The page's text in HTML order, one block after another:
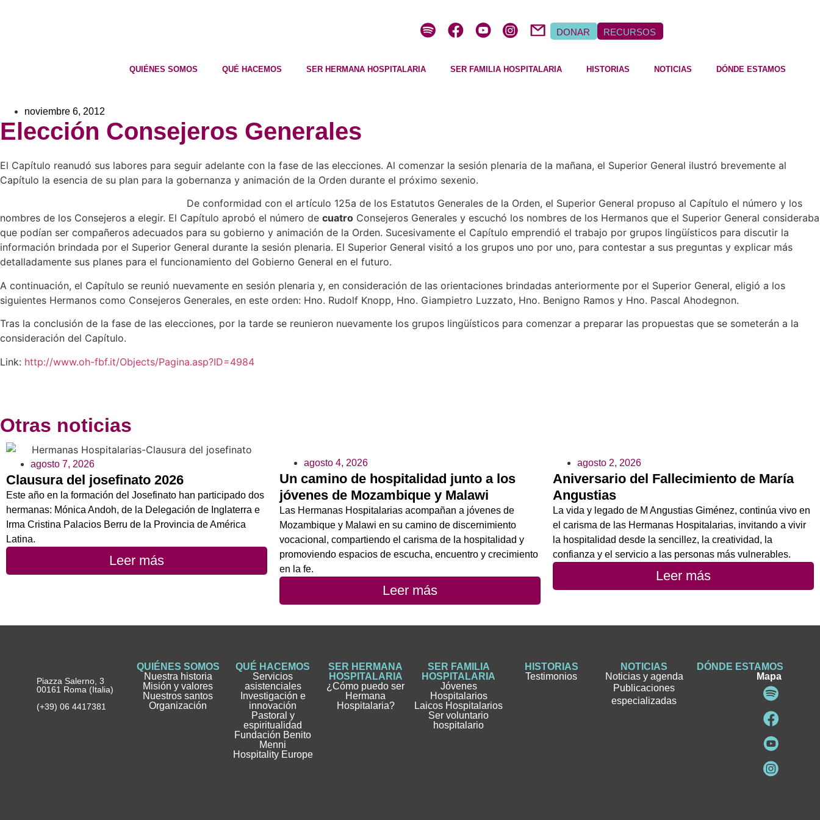
DONAR RECURSOS
QUIÉNES SOMOS QUÉ HACEMOS SER HERMANA HOSPITALARIA SER FAMILIA HOSPITALARIA HISTORIAS NOTICIAS DÓNDE ESTAMOS
noviembre 6, 2012
Elección Consejeros Generales
El Capítulo reanudó sus labores para seguir adelante con la fase de las elecciones. Al comenzar la sesión plenaria de la mañana, el Superior General ilustró brevemente al
Capítulo la esencia de su plan para la gobernanza y animación de la Orden durante el próximo sexenio.
De conformidad con el artículo 125a de los Estatutos Generales de la Orden, el Superior General propuso al Capítulo el número y los
nombres de los Consejeros a elegir. El Capítulo aprobó el número de cuatro Consejeros Generales y escuchó los nombres de los Hermanos que el Superior General consideraba
que podían ser compañeros adecuados para su gobierno y animación de la Orden. Sucesivamente el Capítulo emprendió el trabajo por grupos lingüísticos para discutir la
información brindada por el Superior General durante la sesión plenaria. El Superior General visitó a los grupos uno por uno, para contestar a sus preguntas y explicar más
detalladamente sus planes para el funcionamiento del Gobierno General en el futuro.
A continuación, el Capítulo se reunió nuevamente en sesión plenaria y, en consideración de las orientaciones brindadas anteriormente por el Superior General, eligió a los
siguientes Hermanos como Consejeros Generales, en este orden: Hno. Rudolf Knopp, Hno. Giampietro Luzzato, Hno. Benigno Ramos y Hno. Pascal Ahodegnon.
Tras la conclusión de la fase de las elecciones, por la tarde se reunieron nuevamente los grupos lingüísticos para comenzar a preparar las propuestas que se someterán a la
consideración del Capítulo.
Link: http://www.oh-fbf.it/Objects/Pagina.asp?ID=4984
Otras noticias
agosto 7, 2026
Clausura del josefinato 2026
Este año en la formación del Josefinato han participado dos
hermanas: Mónica Andoh, de la Delegación de Inglaterra e
Irma Cristina Palacios Berru de la Provincia de América
Latina.
Leer más
agosto 4, 2026
Un camino de hospitalidad junto a los
jóvenes de Mozambique y Malawi
Las Hermanas Hospitalarias acompañan a jóvenes de
Mozambique y Malawi en su camino de discernimiento
vocacional, compartiendo el carisma de la hospitalidad y
promoviendo espacios de escucha, encuentro y crecimiento
en la fe.
Leer más
agosto 2, 2026
Aniversario del Fallecimiento de María
Angustias
La vida y legado de M Angustias Giménez, continúa vivo en
el carisma de las Hermanas Hospitalarias, invitando a vivir
la hospitalidad desde la sencillez, la creatividad, la
confianza y el servicio a las personas más vulnerables.
Leer más
Piazza Salerno, 3
00161 Roma (Italia)
(+39) 06 4417381
QUIÉNES SOMOS
Nuestra historia
Misión y valores
Nuestros santos
Organización
QUÉ HACEMOS
Servicios
asistenciales
Investigación e
innovación
Pastoral y
espiritualidad
Fundación Benito
Menni
Hospitality Europe
SER HERMANA
HOSPITALARIA
¿Cómo puedo ser
Hermana
Hospitalaria?
SER FAMILIA
HOSPITALARIA
Jóvenes
Hospitalarios
Laicos Hospitalarios
Ser voluntario
hospitalario
HISTORIAS
Testimonios
NOTICIAS
Noticias y agenda
Publicaciones
especializadas
DÓNDE ESTAMOS
Mapa